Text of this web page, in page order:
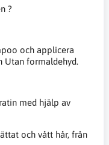
?
och applicera
Utan formaldehyd.
med hjälp av
och vått hår, från